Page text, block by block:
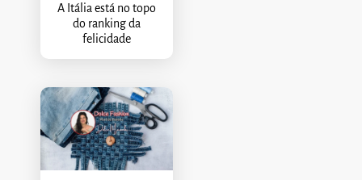
A Itália está no topo
do ranking da
felicidade